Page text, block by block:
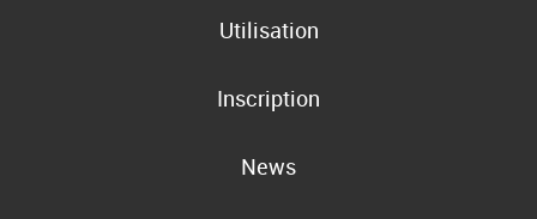
Utilisation
Inscription
News